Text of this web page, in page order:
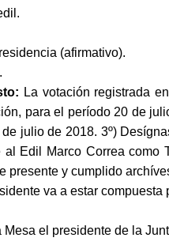
(afirmativo).
La votación registrada
para el período 20 de
julio de 2018. 3º)
Edil Marco Correa
presente y cumplido
va a estar
el presidente de la